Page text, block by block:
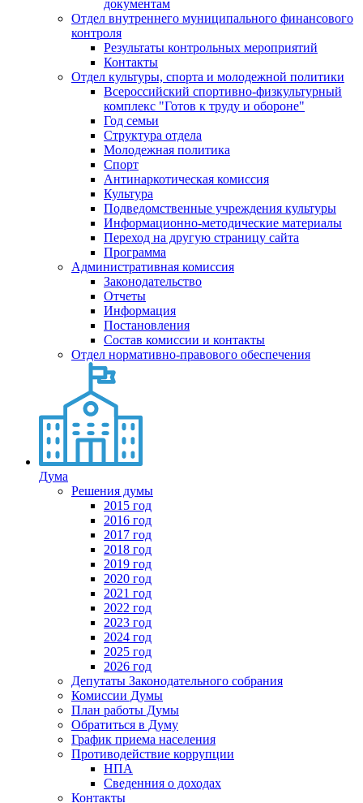
документам
Отдел внутреннего муниципального финансового
контроля
Результаты контрольных мероприятий
Контакты
Отдел культуры, спорта и молодежной политики
Всероссийский спортивно-физкультурный
комплекс "Готов к труду и обороне"
Год семьи
Структура отдела
Молодежная политика
Спорт
Антинаркотическая комиссия
Культура
Подведомственные учреждения культуры
Информационно-методические материалы
Переход на другую страницу сайта
Программа
Административная комиссия
Законодательство
Отчеты
Информация
Постановления
Состав комиссии и контакты
Отдел нормативно-правового обеспечения
Дума
Решения думы
2015 год
2016 год
2017 год
2018 год
2019 год
2020 год
2021 год
2022 год
2023 год
2024 год
2025 год
2026 год
Депутаты Законодательного собрания
Комиссии Думы
План работы Думы
Обратиться в Думу
График приема населения
Противодействие коррупции
НПА
Сведенния о доходах
Контакты